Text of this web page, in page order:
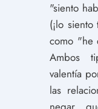
"siento
(¡lo
como "he
Ambos
valentía
las